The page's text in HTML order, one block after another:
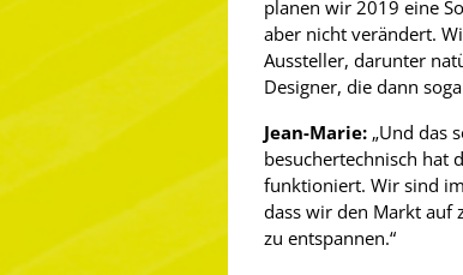
planen wir 2019 eine
aber nicht verändert.
Aussteller, darunter
Designer, die dann
Jean-Marie: „Und das
besuchertechnisch hat
funktioniert. Wir sind
dass wir den Markt auf
zu entspannen.“